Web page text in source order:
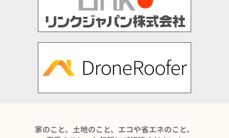
家のこと、土地のこと、エコや省エネのこと、